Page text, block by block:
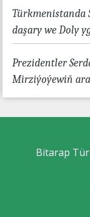
Türkmenistanda
daşary we Doly
Prezidentler
Mirziýoýewiň
Bitarap